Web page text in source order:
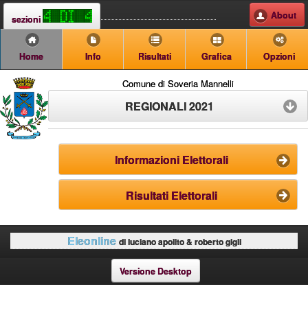
sezioni About
Home Info Risultati Grafica Opzioni
Comune di Soveria Mannelli
REGIONALI 2021
Informazioni Elettorali
Risultati Elettorali
Eleonline di luciano apolito & roberto gigli
Versione Desktop